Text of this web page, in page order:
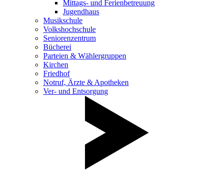
Mittags- und Ferienbetreuung
Jugendhaus
Musikschule
Volkshochschule
Seniorenzentrum
Bücherei
Parteien & Wählergruppen
Kirchen
Friedhof
Notruf, Ärzte & Apotheken
Ver- und Entsorgung